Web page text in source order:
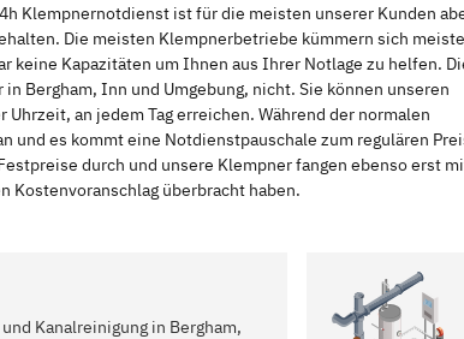
Klempnernotdienst ist für die meisten unserer Kunden
Die meisten Klempnerbetriebe kümmern sich
keine Kapazitäten um Ihnen aus Ihrer Notlage zu helfen.
Bergham, Inn und Umgebung, nicht. Sie können unseren
an jedem Tag erreichen. Während der normalen
und es kommt eine Notdienstpauschale zum regulären
durch und unsere Klempner fangen ebenso erst
überbracht haben.
Kanalreinigung in Bergham,